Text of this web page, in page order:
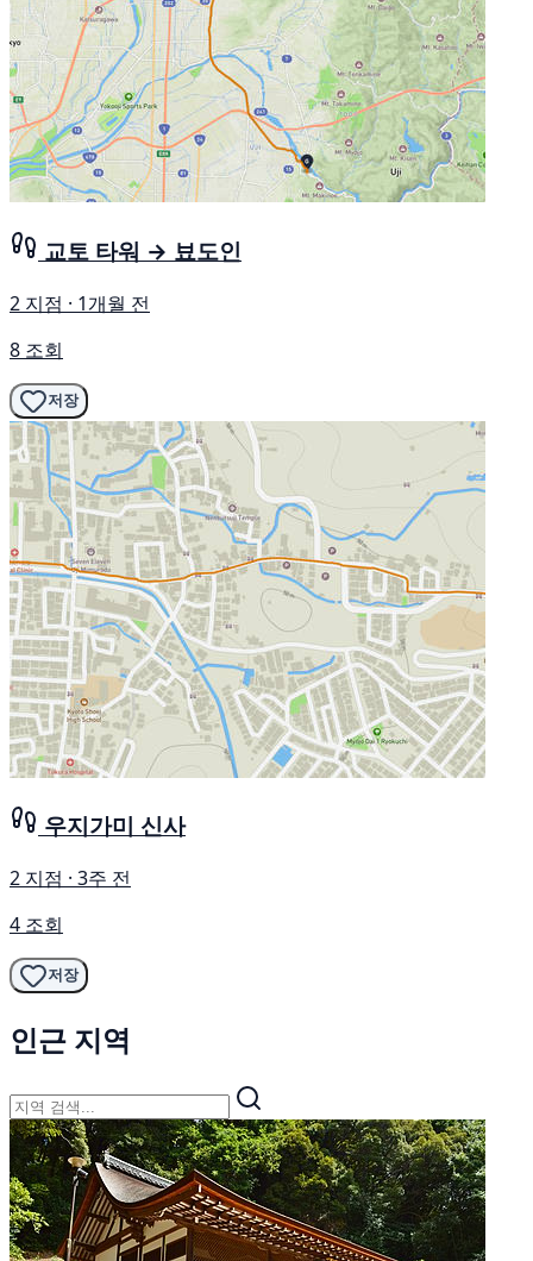
교토 타워 → 뵤도인
2 지점 · 1개월 전
8 조회
저장
우지가미 신사
2 지점 · 3주 전
4 조회
저장
인근 지역